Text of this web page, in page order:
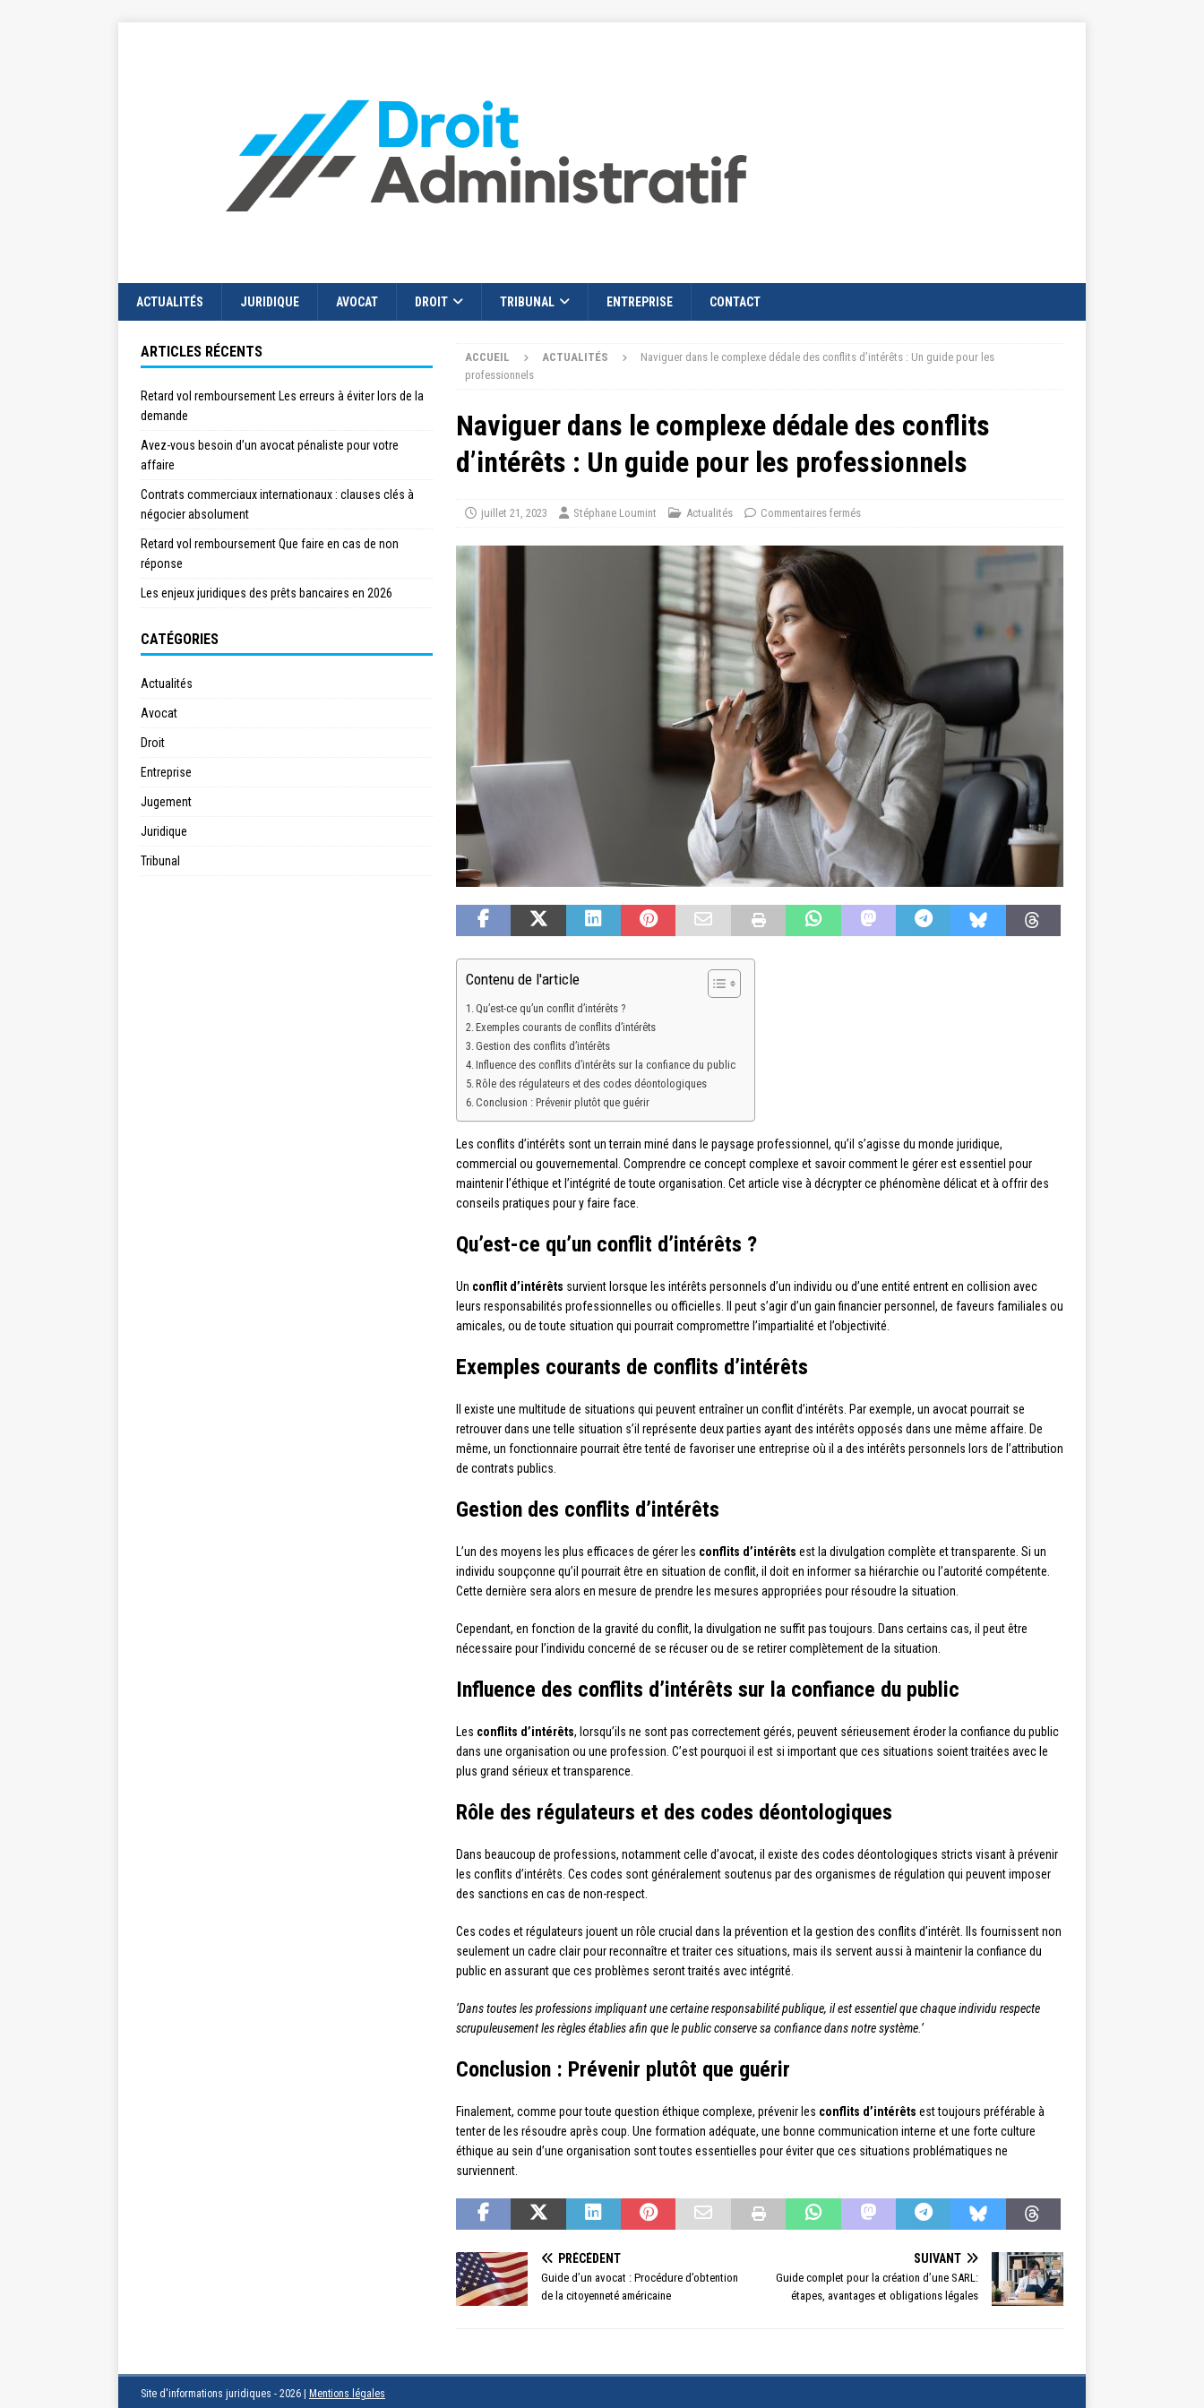
ACTUALITÉS JURIDIQUE AVOCAT DROIT TRIBUNAL ENTREPRISE CONTACT
ACCUEIL ACTUALITÉS
Naviguer dans le complexe dédale des conflits d’intérêts : Un guide pour les
professionnels
Naviguer dans le complexe dédale des conflits
d’intérêts : Un guide pour les professionnels
juillet 21, 2023 Stéphane Loumint Actualités Commentaires fermés
Contenu de l'article
Qu’est-ce qu’un conflit d’intérêts ?
Exemples courants de conflits d’intérêts
Gestion des conflits d’intérêts
Influence des conflits d’intérêts sur la confiance du public
Rôle des régulateurs et des codes déontologiques
Conclusion : Prévenir plutôt que guérir
Les conflits d’intérêts sont un terrain miné dans le paysage professionnel, qu’il s’agisse du monde juridique,
commercial ou gouvernemental. Comprendre ce concept complexe et savoir comment le gérer est essentiel pour
maintenir l’éthique et l’intégrité de toute organisation. Cet article vise à décrypter ce phénomène délicat et à offrir des
conseils pratiques pour y faire face.
Qu’est-ce qu’un conflit d’intérêts ?
Un conflit d’intérêts survient lorsque les intérêts personnels d’un individu ou d’une entité entrent en collision avec
leurs responsabilités professionnelles ou officielles. Il peut s’agir d’un gain financier personnel, de faveurs familiales ou
amicales, ou de toute situation qui pourrait compromettre l’impartialité et l’objectivité.
Exemples courants de conflits d’intérêts
Il existe une multitude de situations qui peuvent entraîner un conflit d’intérêts. Par exemple, un avocat pourrait se
retrouver dans une telle situation s’il représente deux parties ayant des intérêts opposés dans une même affaire. De
même, un fonctionnaire pourrait être tenté de favoriser une entreprise où il a des intérêts personnels lors de l’attribution
de contrats publics.
Gestion des conflits d’intérêts
L’un des moyens les plus efficaces de gérer les conflits d’intérêts est la divulgation complète et transparente. Si un
individu soupçonne qu’il pourrait être en situation de conflit, il doit en informer sa hiérarchie ou l’autorité compétente.
Cette dernière sera alors en mesure de prendre les mesures appropriées pour résoudre la situation.
Cependant, en fonction de la gravité du conflit, la divulgation ne suffit pas toujours. Dans certains cas, il peut être
nécessaire pour l’individu concerné de se récuser ou de se retirer complètement de la situation.
Influence des conflits d’intérêts sur la confiance du public
Les conflits d’intérêts, lorsqu’ils ne sont pas correctement gérés, peuvent sérieusement éroder la confiance du public
dans une organisation ou une profession. C’est pourquoi il est si important que ces situations soient traitées avec le
plus grand sérieux et transparence.
Rôle des régulateurs et des codes déontologiques
Dans beaucoup de professions, notamment celle d’avocat, il existe des codes déontologiques stricts visant à prévenir
les conflits d’intérêts. Ces codes sont généralement soutenus par des organismes de régulation qui peuvent imposer
des sanctions en cas de non-respect.
Ces codes et régulateurs jouent un rôle crucial dans la prévention et la gestion des conflits d’intérêt. Ils fournissent non
seulement un cadre clair pour reconnaître et traiter ces situations, mais ils servent aussi à maintenir la confiance du
public en assurant que ces problèmes seront traités avec intégrité.
‘Dans toutes les professions impliquant une certaine responsabilité publique, il est essentiel que chaque individu respecte
scrupuleusement les règles établies afin que le public conserve sa confiance dans notre système.’
Conclusion : Prévenir plutôt que guérir
Finalement, comme pour toute question éthique complexe, prévenir les conflits d’intérêts est toujours préférable à
tenter de les résoudre après coup. Une formation adéquate, une bonne communication interne et une forte culture
éthique au sein d’une organisation sont toutes essentielles pour éviter que ces situations problématiques ne
surviennent.
PRÉCÉDENT
Guide d’un avocat : Procédure d’obtention
de la citoyenneté américaine
SUIVANT
Guide complet pour la création d’une SARL:
étapes, avantages et obligations légales
ARTICLES RÉCENTS
Retard vol remboursement Les erreurs à éviter lors de la
demande
Avez-vous besoin d’un avocat pénaliste pour votre
affaire
Contrats commerciaux internationaux : clauses clés à
négocier absolument
Retard vol remboursement Que faire en cas de non
réponse
Les enjeux juridiques des prêts bancaires en 2026
CATÉGORIES
Actualités
Avocat
Droit
Entreprise
Jugement
Juridique
Tribunal
Site d'informations juridiques - 2026 Mentions légales